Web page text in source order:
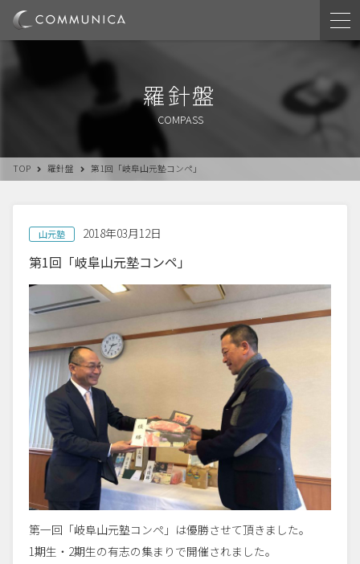
羅針盤
COMPASS
TOP 羅針盤 第1回「岐阜山元塾コンペ」
山元塾 2018年03月12日
第1回「岐阜山元塾コンペ」
第一回「岐阜山元塾コンペ」は優勝させて頂きました。
1期生・2期生の有志の集まりで開催されました。